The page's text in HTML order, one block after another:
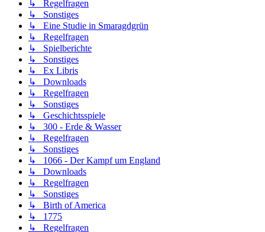
↳ Regelfragen
↳ Sonstiges
↳ Eine Studie in Smaragdgrün
↳ Regelfragen
↳ Spielberichte
↳ Sonstiges
↳ Ex Libris
↳ Downloads
↳ Regelfragen
↳ Sonstiges
↳ Geschichtsspiele
↳ 300 - Erde & Wasser
↳ Regelfragen
↳ Sonstiges
↳ 1066 - Der Kampf um England
↳ Downloads
↳ Regelfragen
↳ Sonstiges
↳ Birth of America
↳ 1775
↳ Regelfragen